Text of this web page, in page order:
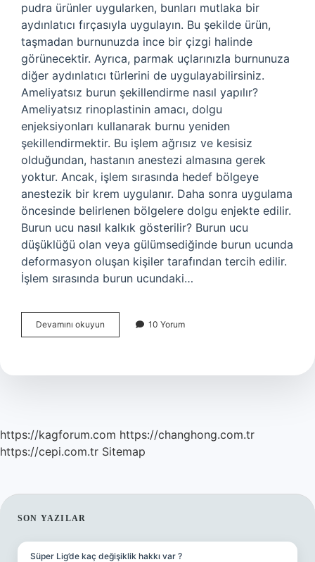
pudra ürünler uygularken, bunları mutlaka bir
aydınlatıcı fırçasıyla uygulayın. Bu şekilde ürün,
taşmadan burnunuzda ince bir çizgi halinde
görünecektir. Ayrıca, parmak uçlarınızla burnunuza
diğer aydınlatıcı türlerini de uygulayabilirsiniz.
Ameliyatsız burun şekillendirme nasıl yapılır?
Ameliyatsız rinoplastinin amacı, dolgu
enjeksiyonları kullanarak burnu yeniden
şekillendirmektir. Bu işlem ağrısız ve kesisiz
olduğundan, hastanın anestezi almasına gerek
yoktur. Ancak, işlem sırasında hedef bölgeye
anestezik bir krem ​​uygulanır. Daha sonra uygulama
öncesinde belirlenen bölgelere dolgu enjekte edilir.
Burun ucu nasıl kalkık gösterilir? Burun ucu
düşüklüğü olan veya gülümsediğinde burun ucunda
deformasyon oluşan kişiler tarafından tercih edilir.
İşlem sırasında burun ucundaki…
Devamını okuyun
Kontürü
10 Yorum
https://kagforum.com https://changhong.com.tr
https://cepi.com.tr Sitemap
SIDEBAR
SON YAZILAR
Süper Lig’de kaç değişiklik hakkı var ?